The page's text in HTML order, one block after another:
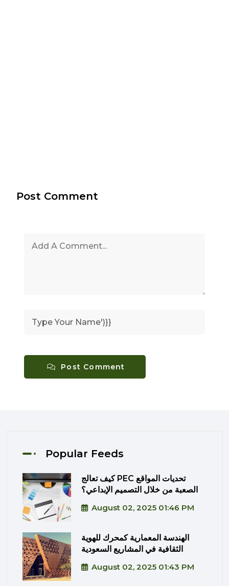
Post Comment
Post Comment
Popular Feeds
كيف تعالج PEC تحديات المواقع
الصعبة من خلال التصميم الإبداعي؟
August 02, 2025 01:46 PM
الهندسة المعمارية كمحرك للهوية
الثقافية في المشاريع السعودية
August 02, 2025 01:43 PM